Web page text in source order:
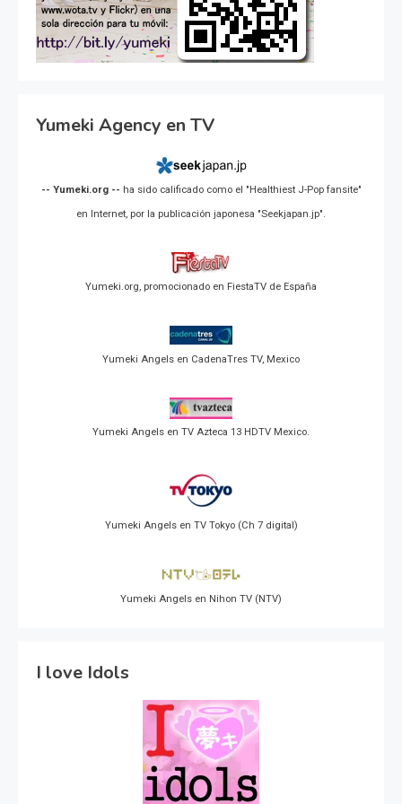
Yumeki Agency en TV
-- Yumeki.org -- ha sido calificado como el "Healthiest J-Pop fansite"
en Internet, por la publicación japonesa "Seekjapan.jp".
Yumeki.org, promocionado en FiestaTV de España
Yumeki Angels en CadenaTres TV, Mexico
Yumeki Angels en TV Azteca 13 HDTV Mexico.
Yumeki Angels en TV Tokyo (Ch 7 digital)
Yumeki Angels en Nihon TV (NTV)
I love Idols